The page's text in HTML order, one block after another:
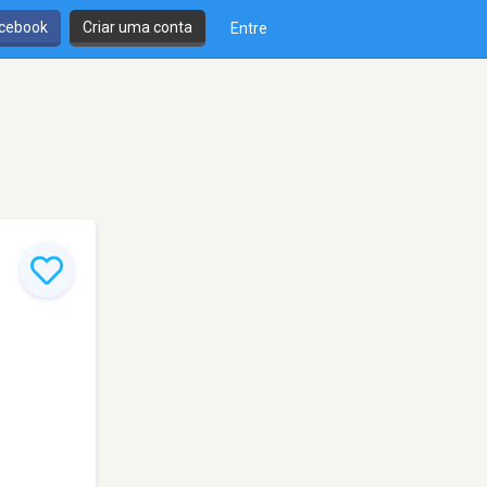
Criar uma conta Entre